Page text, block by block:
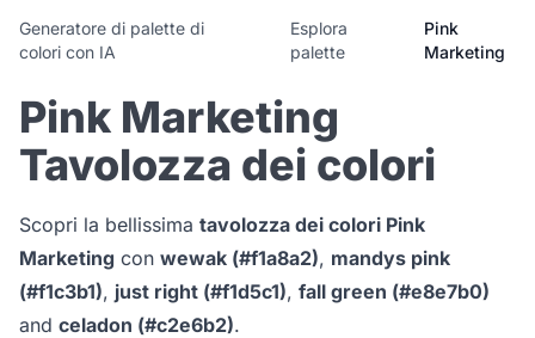
Generatore di palette di
colori con IA
Esplora
palette
Pink
Marketing
Pink Marketing
Tavolozza dei colori
Scopri la bellissima tavolozza dei colori Pink
Marketing con wewak (#f1a8a2), mandys pink
(#f1c3b1), just right (#f1d5c1), fall green (#e8e7b0)
and celadon (#c2e6b2).